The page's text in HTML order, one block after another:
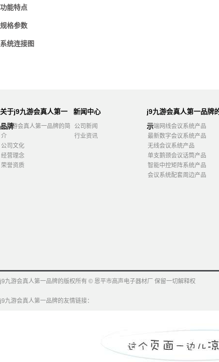
功能特点
规格参数
系统连接图
关于j9九游会真人第一
品牌
j9九游会真人第一品牌的简
介
公司文化
经营理念
荣誉资质
新闻中心
公司新闻
行业资讯
j9九游会真人第一品牌
示
高端网线会议系统产品
最新数字会议系统产品
无线会议系统产品
单支鹅颈会议话筒产品
智能中控矩阵系统产品
会议系统配套周边产品
j9九游会真人第一品牌的版权所有 © 恩平市高声电子器材厂 保留一切解释权
j9九游会真人第一品牌的友情链接：